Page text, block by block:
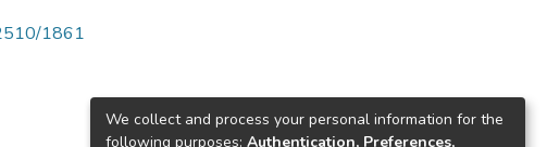
1861
We collect and process your personal information for the
following purposes: Authentication, Preferences,